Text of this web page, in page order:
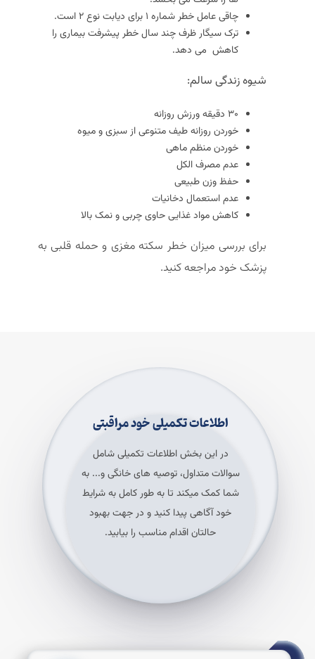
چاقی عامل خطر شماره 1 برای دیابت نوع 2 است.
ترک سیگار ظرف چند سال خطر پیشرفت بیماری را
کاهش می دهد.
شیوه زندگی سالم:
30 دقیقه ورزش روزانه
خوردن روزانه طیف متنوعی از سبزی و میوه
خوردن منظم ماهی
عدم مصرف الکل
حفظ وزن طبیعی
عدم استعمال دخانیات
کاهش مواد غذایی حاوی چربی و نمک بالا
برای بررسی میزان خطر سکته مغزی و حمله قلبی به
پزشک خود مراجعه کنید.
اطلاعات تکمیلی خود مراقبتی
در این بخش اطلاعات تکمیلی شامل
سوالات متداول، توصیه های خانگی و... به
شما کمک میکند تا به طور کامل به شرایط
خود آگاهی پیدا کنید و در جهت بهبود
حالتان اقدام مناسب را بیابید.